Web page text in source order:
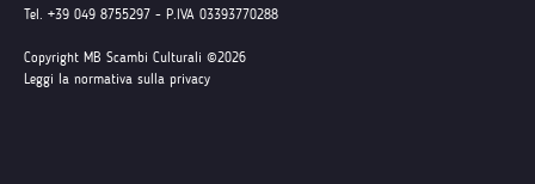
Tel. +39 049 8755297 - P.IVA 03393770288
Copyright MB Scambi Culturali ©2026
Leggi la normativa sulla privacy